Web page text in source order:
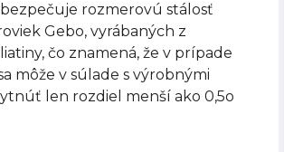
rozmerovú stálosť
Gebo, vyrábaných z
čo znamená, že v prípade
môže v súlade s výrobnými
len rozdiel menší ako 0,5o